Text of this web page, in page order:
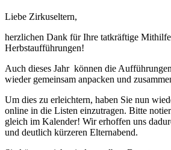
Liebe Zirkuseltern,
herzlichen Dank für Ihre tatkräftige
Herbstaufführungen!
Auch dieses Jahr können die
wieder gemeinsam anpacken und
Um dies zu erleichtern, haben Sie nun
online in die Listen einzutragen. Bitte
gleich im Kalender! Wir erhoffen uns
und deutlich kürzeren Elternabend.